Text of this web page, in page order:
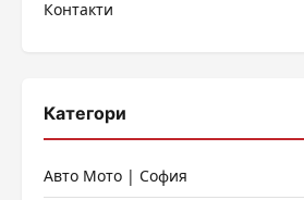
Контакти
Категори
Авто Мото | София